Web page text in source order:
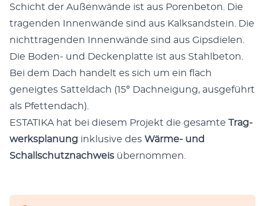
Schicht der Außen­wände ist aus Poren­be­ton. Die
tra­gen­den Innen­wände sind aus Kalk­sand­stein. Die
nicht­tra­gen­den Innen­wände sind aus Gips­die­len.
Die Boden- und Deck­en­plat­te ist aus Stahlbe­ton.
Bei dem Dach han­delt es sich um ein flach
geneigtes Sat­tel­dach (15° Dachnei­gung, aus­ge­führt
als Pfet­ten­dach).
ESTATIKA hat bei diesem Pro­jekt die gesamte Trag­
w­erk­s­pla­nung inklu­sive des Wärme- und
Schallschutz­nach­weis über­nom­men.